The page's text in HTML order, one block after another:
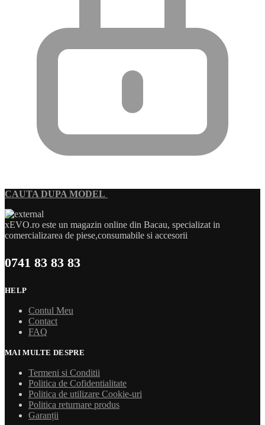
CAUTA DUPA MODEL
xEVO.ro este un magazin online din Bacau, specializat in
comercializarea de piese,consumabile si accesorii
0741 83 83 83
HELP
Contul Meu
Contact
FAQ
MAI MULTE DESPRE
Termeni si Conditii
Politica de Cofidentialitate
Politica de utilizare Cookie-uri
Politica returnare produs
Garanții